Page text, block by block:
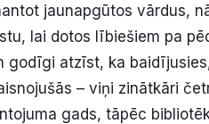
jaunapgūtos vārdus,
lai dotos lībiešiem pa
godīgi atzīst, ka
– viņi zinātkāri
gads, tāpēc